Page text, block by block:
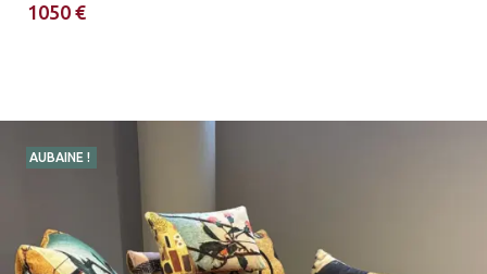
1050 €
AUBAINE !